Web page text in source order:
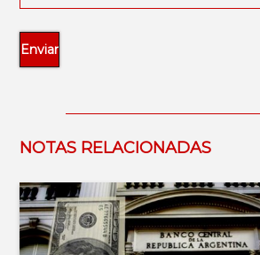
NOTAS RELACIONADAS